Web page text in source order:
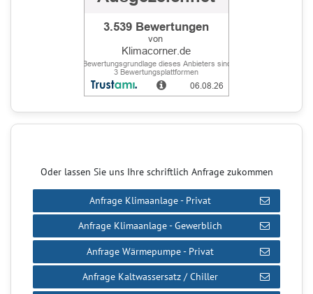
Oder lassen Sie uns Ihre schriftlich Anfrage zukommen
Anfrage Klimaanlage - Privat
Anfrage Klimaanlage - Gewerblich
Anfrage Wärmepumpe - Privat
Anfrage Kaltwassersatz / Chiller